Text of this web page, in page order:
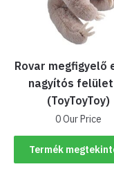
Rovar megfigyelő
nagyítós
(ToyToyToy)
0 Our Price
Termék